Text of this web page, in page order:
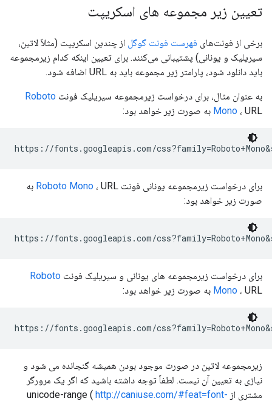
تعیین زیر مجموعه های اسکریپت
برخی از فونت‌های فهرست فونت گوگل از چندین اسکریپت (مثلاً لاتین،
سیریلیک و یونانی) پشتیبانی می‌کنند. برای تعیین اینکه کدام زیرمجموعه
باید دانلود شود، پارامتر زیر مجموعه باید به URL اضافه شود.
به عنوان مثال، برای درخواست زیرمجموعه سیریلیک فونت Roboto
Mono ، URL به صورت زیر خواهد بود:
برای درخواست زیرمجموعه یونانی فونت Roboto Mono ، URL به
صورت زیر خواهد بود:
برای درخواست زیرمجموعه های یونانی و سیریلیک فونت Roboto
Mono ، URL به صورت زیر خواهد بود:
زیرمجموعه لاتین در صورت موجود بودن همیشه گنجانده می شود و
نیازی به تعیین آن نیست. لطفاً توجه داشته باشید که اگر یک مرورگر
مشتری از unicode-range ( http://caniuse.com/#feat=font-